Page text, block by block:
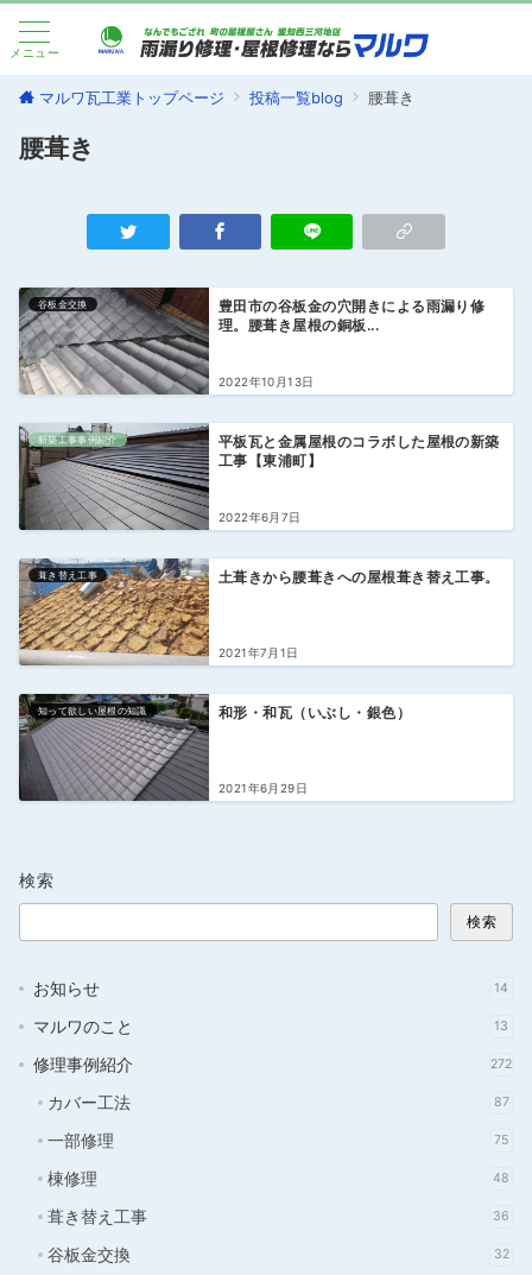
メニュー
マルワ瓦工業トップページ 投稿一覧blog 腰葺き
腰葺き
谷板金交換
豊田市の谷板金の穴開きによる雨漏り修
理。腰葺き屋根の銅板...
2022年10月13日
新築工事事例紹介
平板瓦と金属屋根のコラボした屋根の新築
工事【東浦町】
2022年6月7日
葺き替え工事 土葺きから腰葺きへの屋根葺き替え工事。
2021年7月1日
知って欲しい屋根の知識 和形・和瓦（いぶし・銀色）
2021年6月29日
検索
検索
お知らせ 14
マルワのこと 13
修理事例紹介 272
カバー工法 87
一部修理 75
棟修理 48
葺き替え工事 36
谷板金交換 32